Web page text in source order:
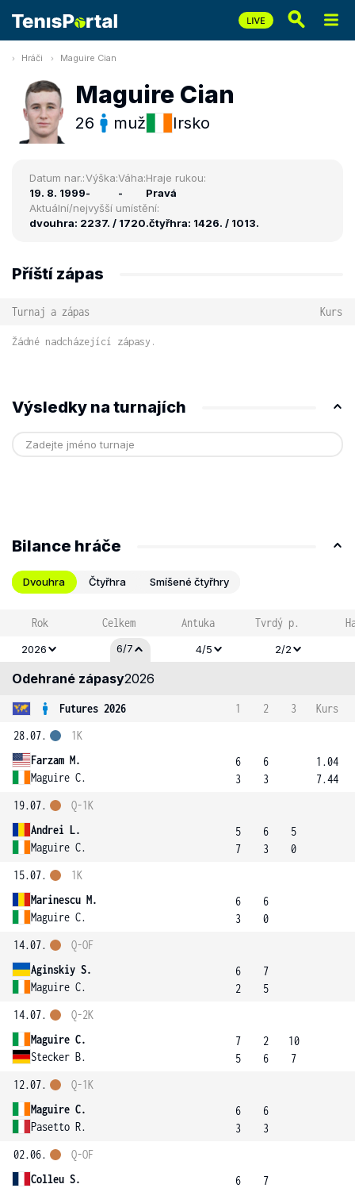
Hráči Maguire Cian
Maguire Cian
26 muž Irsko
Datum nar.:
19. 8. 1999
Výška:
-
Váha:
-
Hraje rukou:
Pravá
Aktuální/nejvyšší umístění:
dvouhra: 2237. / 1720.čtyřhra: 1426. / 1013.
Příští zápas
Turnaj a zápas Kurs
Žádné nadcházející zápasy.
Výsledky na turnajích
Bilance hráče
Dvouhra Čtyřhra Smíšené čtyřhry
Rok Celkem Antuka Tvrdý p.
2026 6/7 4/5 2/2
Odehrané zápasy2026
Futures 2026 1 2 3
Kurs
28.07.
Farzam M.
Maguire C.
1K
6
3
6
3
1.04
7.44
19.07.
Andrei L.
Maguire C.
Q-1K
5
7
6
3
5
0
15.07.
Marinescu M.
Maguire C.
1K
6
3
6
0
14.07.
Aginskiy S.
Maguire C.
Q-OF
6
2
7
5
14.07.
Maguire C.
Stecker B.
Q-2K
7
5
2
6
10
7
12.07.
Maguire C.
Pasetto R.
Q-1K
6
3
6
3
02.06.
Colleu S.
Q-OF
6
7